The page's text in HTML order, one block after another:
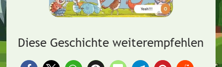
Diese Geschichte weiterempfehlen